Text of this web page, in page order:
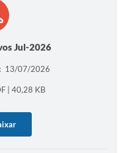
Jul-2026
13/07/2026
| 40,28 KB